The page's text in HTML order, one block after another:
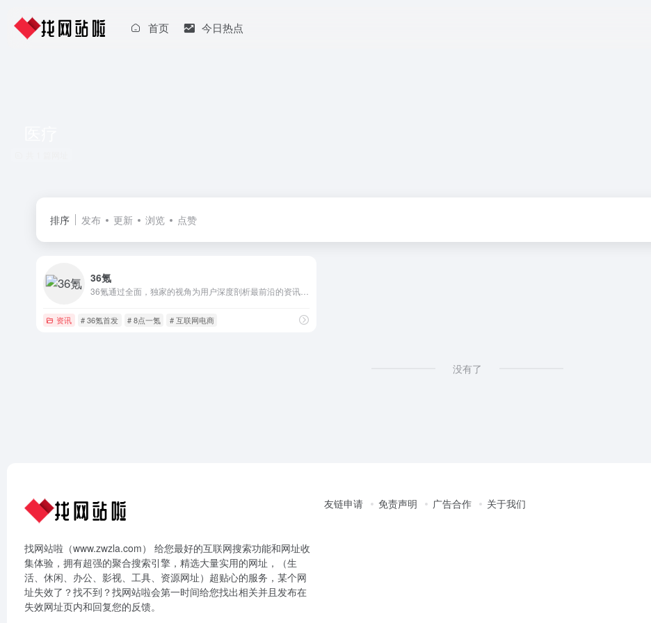
首页 今日热点
排序 发布 更新 浏览 点赞
36氪
资讯 # 36氪首发 # 8点一氪 # 互联网电商
没有了
找网站啦（www.zwzla.com） 给您最好的互联网搜索功能和网址收
集体验，拥有超强的聚合搜索引擎，精选大量实用的网址，（生
活、休闲、办公、影视、工具、资源网址）超贴心的服务，某个网
址失效了？找不到？找网站啦会第一时间给您找出相关并且发布在
失效网址页内和回复您的反馈。
友链申请 免责声明 广告合作 关于我们